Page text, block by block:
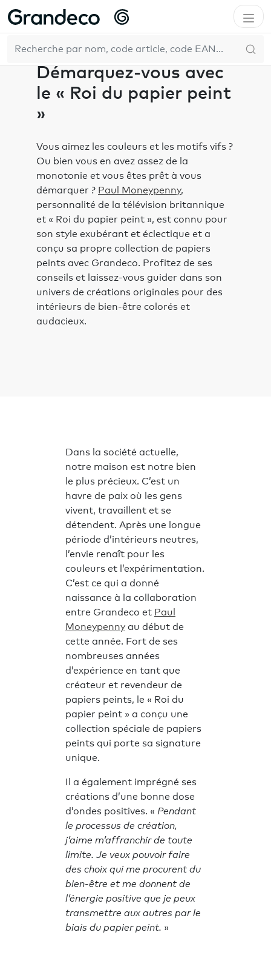
Accueil Inspiration
Tendances
Démarquez-vous avec
le « Roi du papier peint
»
Vous aimez les couleurs et les motifs vifs ?
Ou bien vous en avez assez de la
monotonie et vous êtes prêt à vous
démarquer ? Paul Moneypenny,
personnalité de la télévision britannique
et « Roi du papier peint », est connu pour
son style exubérant et éclectique et a
conçu sa propre collection de papiers
peints avec Grandeco. Profitez de ses
conseils et laissez-vous guider dans son
univers de créations originales pour des
intérieurs de bien-être colorés et
audacieux.
Dans la société actuelle,
notre maison est notre bien
le plus précieux. C’est un
havre de paix où les gens
vivent, travaillent et se
détendent. Après une longue
période d’intérieurs neutres,
l’envie renaît pour les
couleurs et l’expérimentation.
C’est ce qui a donné
naissance à la collaboration
entre Grandeco et Paul
Moneypenny au début de
cette année. Fort de ses
nombreuses années
d’expérience en tant que
créateur et revendeur de
papiers peints, le « Roi du
papier peint » a conçu une
collection spéciale de papiers
peints qui porte sa signature
unique.
Il a également imprégné ses
créations d’une bonne dose
d’ondes positives. « Pendant
le processus de création,
j’aime m’affranchir de toute
limite. Je veux pouvoir faire
des choix qui me procurent du
bien-être et me donnent de
l’énergie positive que je peux
transmettre aux autres par le
biais du papier peint. »